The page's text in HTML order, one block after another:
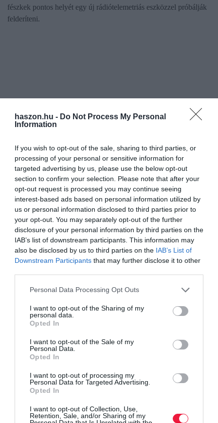
haszon.hu - Do Not Process My Personal
Information
If you wish to opt-out of the sale, sharing to third parties, or
processing of your personal or sensitive information for
targeted advertising by us, please use the below opt-out
section to confirm your selection. Please note that after your
opt-out request is processed you may continue seeing
interest-based ads based on personal information utilized by
us or personal information disclosed to third parties prior to
your opt-out. You may separately opt-out of the further
disclosure of your personal information by third parties on the
IAB’s list of downstream participants. This information may
also be disclosed by us to third parties on the IAB’s List of
Downstream Participants that may further disclose it to other
Please note that this website/app uses one or more Google
not limited to your visit or usage behaviour. You may click to
grant or deny consent to Google and its third-party tags to
use your data for below specified purposes in below Google
consent section.
Personal Data Processing Opt Outs
I want to opt-out of the Sharing of my
personal data.
Opted In
I want to opt-out of the Sale of my
Personal Data.
Opted In
I want to opt-out of processing my
Personal Data for Targeted Advertising.
Opted In
I want to opt-out of Collection, Use,
Retention, Sale, and/or Sharing of my
fészkek pontos helyét egy új rádiótelemetriás eszközzel próbálják
felderíteni.
INNOVÁCIÓ
A kormány lehúzta a behozatali tiltólistáról az
ukrán mézet
A miniszterelnök jegyzi azt a hétfőn megjelent kormányrendelet-
módosítást, amelynek értelmében lekerült az Ukrajnából származó
tiltott mezőgazdasági termékek listájáról a természetes méz.